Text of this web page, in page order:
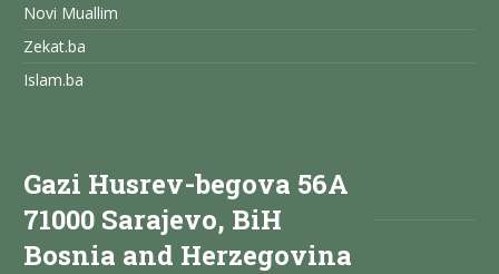
Novi Muallim
Zekat.ba
Islam.ba
Gazi Husrev-begova 56A
71000 Sarajevo, BiH
Bosnia and Herzegovina